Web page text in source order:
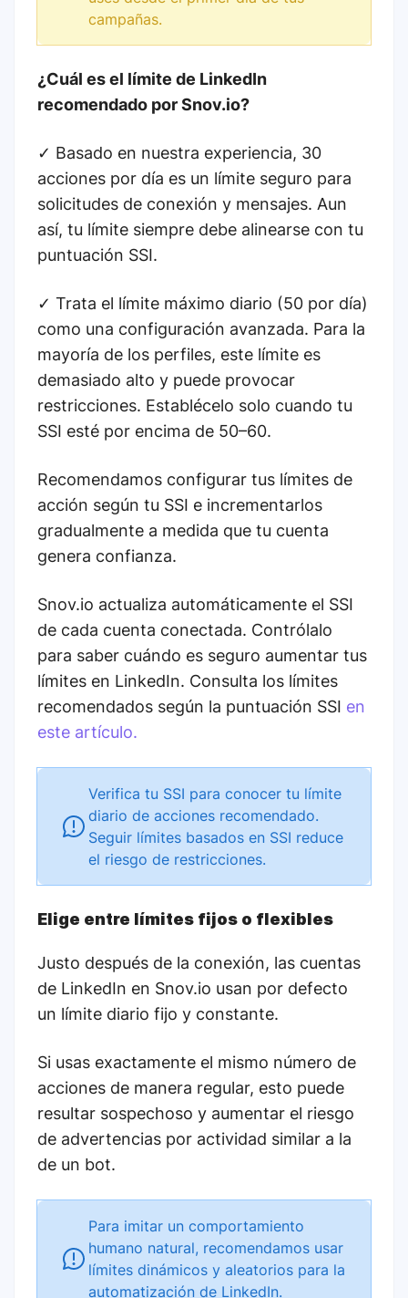
campañas.
¿Cuál es el límite de LinkedIn
recomendado por Snov.io?
✓ Basado en nuestra experiencia, 30
acciones por día es un límite seguro para
solicitudes de conexión y mensajes. Aun
así, tu límite siempre debe alinearse con tu
puntuación SSI.
✓ Trata el límite máximo diario (50 por día)
como una configuración avanzada. Para la
mayoría de los perfiles, este límite es
demasiado alto y puede provocar
restricciones. Establécelo solo cuando tu
SSI esté por encima de 50–60.
Recomendamos configurar tus límites de
acción según tu SSI e incrementarlos
gradualmente a medida que tu cuenta
genera confianza.
Snov.io actualiza automáticamente el SSI
de cada cuenta conectada. Contrólalo
para saber cuándo es seguro aumentar tus
límites en LinkedIn. Consulta los límites
recomendados según la puntuación SSI en
este artículo.
Verifica tu SSI para conocer tu límite
diario de acciones recomendado.
Seguir límites basados en SSI reduce
el riesgo de restricciones.
Elige entre límites fijos o flexibles
Justo después de la conexión, las cuentas
de LinkedIn en Snov.io usan por defecto
un límite diario fijo y constante.
Si usas exactamente el mismo número de
acciones de manera regular, esto puede
resultar sospechoso y aumentar el riesgo
de advertencias por actividad similar a la
de un bot.
Para imitar un comportamiento
humano natural, recomendamos usar
límites dinámicos y aleatorios para la
automatización de LinkedIn.